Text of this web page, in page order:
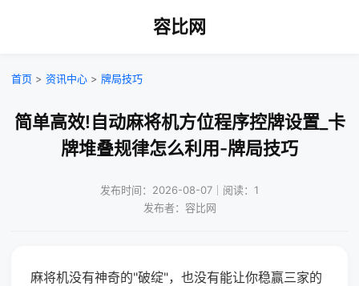
容比网
首页 > 资讯中心 > 牌局技巧
简单高效!自动麻将机方位程序控牌设置_卡
牌堆叠规律怎么利用-牌局技巧
发布时间：2026-08-07｜阅读：1
发布者：容比网
麻将机没有神奇的"破绽"，也没有能让你稳赢三家的